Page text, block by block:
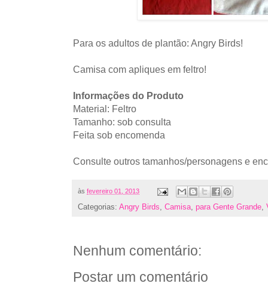
Para os adultos de plantão: Angry Birds!
Camisa com apliques em feltro!
Informações do Produto
Material: Feltro
Tamanho: sob consulta
Feita sob encomenda
Consulte outros tamanhos/personagens e
às fevereiro 01, 2013
Categorias: Angry Birds, Camisa, para Gente Grande,
Nenhum comentário:
Postar um comentário